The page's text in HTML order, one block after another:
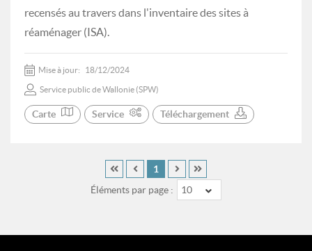
recensés au travers dans l'inventaire des sites à
réaménager (ISA).
Mise à jour: 18/12/2024
Service public de Wallonie (SPW)
Carte Service Téléchargement
Éléments par page : 10
1